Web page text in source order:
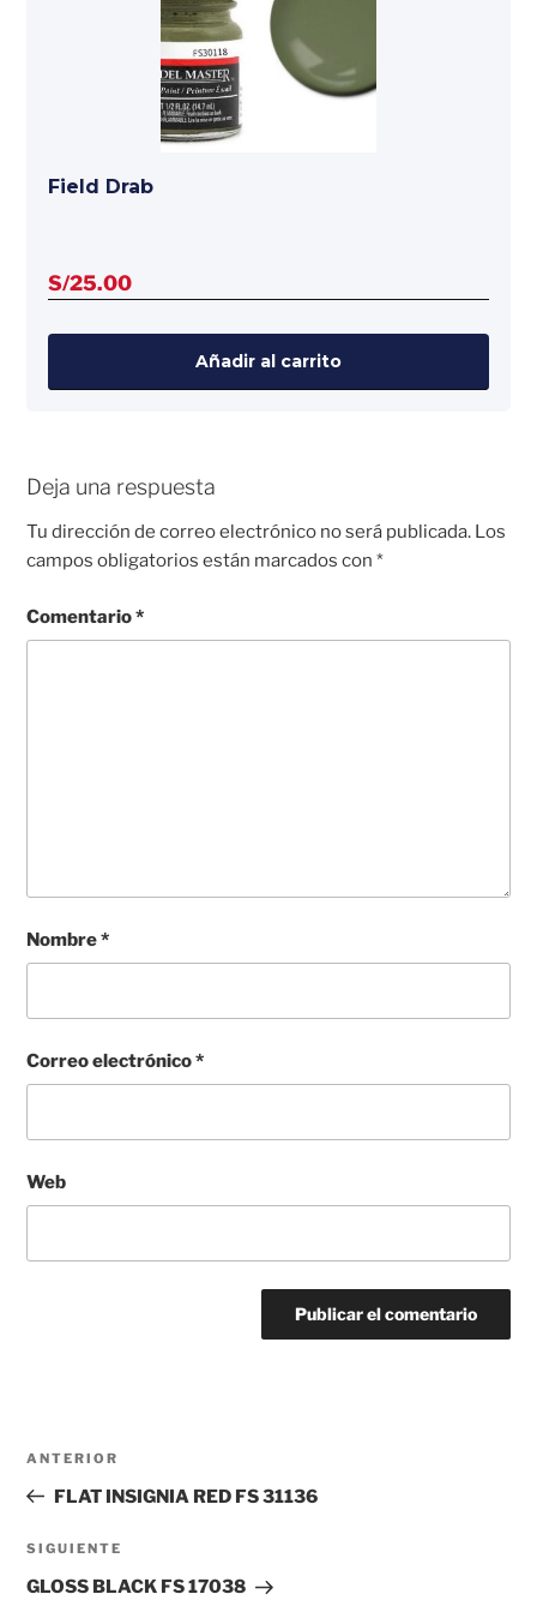
Field Drab
S/25.00
Añadir al carrito
Deja una respuesta
Tu dirección de correo electrónico no será publicada. Los
campos obligatorios están marcados con*
Comentario*
Nombre*
Correo electrónico*
Web
entradas
Entrada
anterior:
ANTERIOR
FLAT INSIGNIA RED FS 31136
Siguiente
entrada
SIGUIENTE
GLOSS BLACK FS 17038